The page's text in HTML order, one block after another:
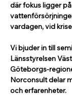
där fokus ligger
vardagen, vid
Vi bjuder in till
Länsstyrelsen
Göteborgs-
Norconsult delar
och erfarenheter.